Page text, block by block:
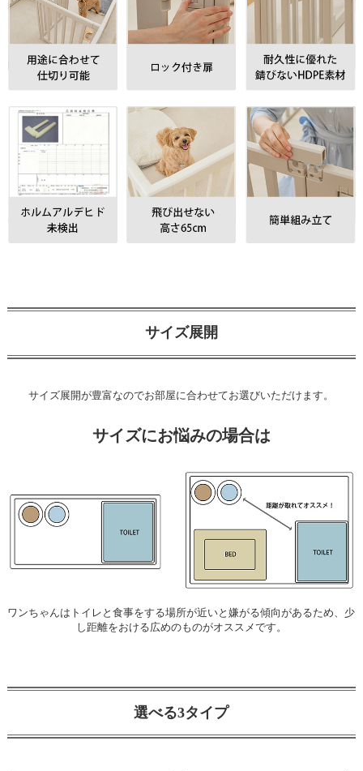
サイズ展開
サイズ展開が豊富なのでお部屋に合わせてお選びいただけます。
サイズにお悩みの場合は
ワンちゃんはトイレと食事をする場所が近いと嫌がる傾向があるため、少
し距離をおける広めのものがオススメです。
選べる3タイプ